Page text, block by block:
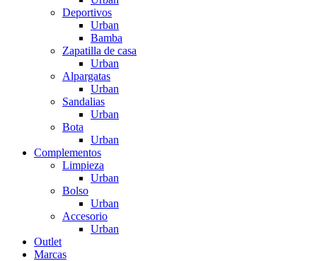
Deportivos
Urban
Bamba
Zapatilla de casa
Urban
Alpargatas
Urban
Sandalias
Urban
Bota
Urban
Complementos
Limpieza
Urban
Bolso
Urban
Accesorio
Urban
Outlet
Marcas